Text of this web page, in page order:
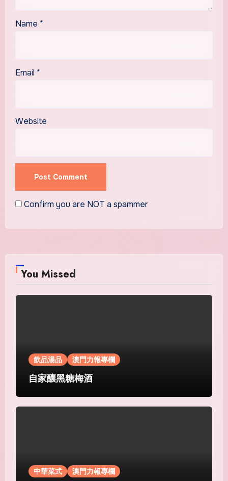
Name *
Email *
Website
Confirm you are NOT a spammer
You Missed
飲品湯品 澳門力報專欄
自家釀黑糖梅酒
中華菜式 澳門力報專欄